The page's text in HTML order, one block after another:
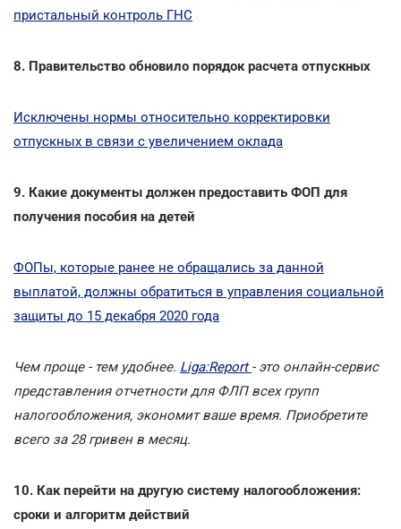
пристальный контроль ГНС
8. Правительство обновило порядок расчета отпускных
Исключены нормы относительно корректировки
отпускных в связи с увеличением оклада
9. Какие документы должен предоставить ФОП для
получения пособия на детей
ФОПы, которые ранее не обращались за данной
выплатой, должны обратиться в управления социальной
защиты до 15 декабря 2020 года
Чем проще - тем удобнее. Liga:Report- это онлайн-сервис
представления отчетности для ФЛП всех групп
налогообложения, экономит ваше время. Приобретите
всего за 28 гривен в месяц.
10. Как перейти на другую систему налогообложения:
сроки и алгоритм действий